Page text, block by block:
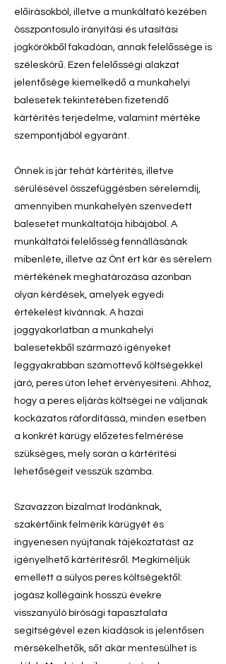
előírásokból, illetve a munkáltató kezében
összpontosuló irányítási és utasítási
jogkörökből fakadóan, annak felelőssége is
széleskörű. Ezen felelősségi alakzat
jelentősége kiemelkedő a munkahelyi
balesetek tekintetében fizetendő
kártérítés terjedelme, valamint mértéke
szempontjából egyaránt.
Önnek is jár tehát kártérítés, illetve
sérülésével összefüggésben sérelemdíj,
amennyiben munkahelyén szenvedett
balesetet munkáltatója hibájából. A
munkáltatói felelősség fennállásának
mibenléte, illetve az Önt ért kár és sérelem
mértékének meghatározása azonban
olyan kérdések, amelyek egyedi
értékelést kívánnak. A hazai
joggyakorlatban a munkahelyi
balesetekből származó igényeket
leggyakrabban számottevő költségekkel
járó, peres úton lehet érvényesíteni. Ahhoz,
hogy a peres eljárás költségei ne váljanak
kockázatos ráfordítássá, minden esetben
a konkrét kárügy előzetes felmérése
szükséges, mely során a kártérítési
lehetőségeit vesszük számba.
Szavazzon bizalmat Irodánknak,
szakértőink felmérik kárügyét és
ingyenesen nyújtanak tájékoztatást az
igényelhető kártérítésről. Megkíméljük
emellett a súlyos peres költségektől:
jogász kollégáink hosszú évekre
visszanyúló bírósági tapasztalata
segítségével ezen kiadások is jelentősen
mérsékelhetők, sőt akár mentesülhet is